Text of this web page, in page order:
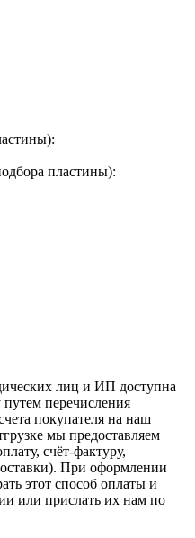
пластины):
лиц и ИП доступна
путем перечисления
покупателя на наш
мы предоставляем
счёт-фактуру,
При оформлении
этот способ оплаты и
или прислать их нам по